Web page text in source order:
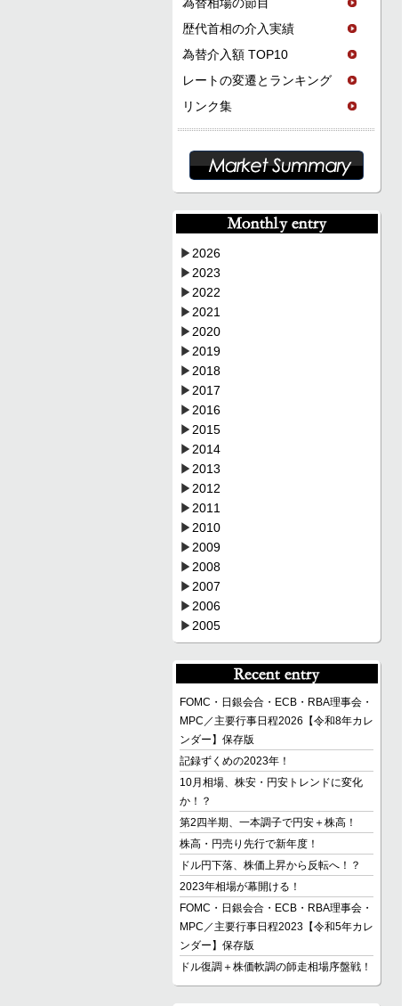
歴代首相の介入実績
為替介入額 TOP10
レートの変遷とランキング
リンク集
▶ 2026
▶ 2023
▶ 2022
▶ 2021
▶ 2020
▶ 2019
▶ 2018
▶ 2017
▶ 2016
▶ 2015
▶ 2014
▶ 2013
▶ 2012
▶ 2011
▶ 2010
▶ 2009
▶ 2008
▶ 2007
▶ 2006
▶ 2005
FOMC・日銀会合・ECB・RBA理事会・
MPC／主要行事日程2026【令和8年カレ
ンダー】保存版
記録ずくめの2023年！
10月相場、株安・円安トレンドに変化
か！？
第2四半期、一本調子で円安＋株高！
株高・円売り先行で新年度！
ドル円下落、株価上昇から反転へ！？
2023年相場が幕開ける！
FOMC・日銀会合・ECB・RBA理事会・
MPC／主要行事日程2023【令和5年カレ
ンダー】保存版
ドル復調＋株価軟調の師走相場序盤戦！